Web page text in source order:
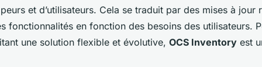
et d’utilisateurs. Cela se traduit par des mises à jour
fonctionnalités en fonction des besoins des utilisateurs.
une solution flexible et évolutive, OCS Inventory est